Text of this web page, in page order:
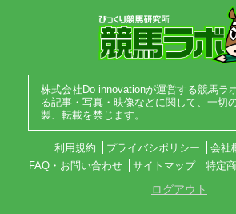
株式会社Do innovationが運営する競馬ラ
る記事・写真・映像などに関して、一切
製、転載を禁じます。
利用規約 プライバシポリシー 会社
FAQ・お問い合わせ
サイトマップ 特定
ログアウト